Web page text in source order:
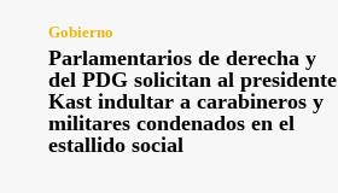
Gobierno
Parlamentarios de derecha y
del PDG solicitan al presidente
Kast indultar a carabineros y
militares condenados en el
estallido social